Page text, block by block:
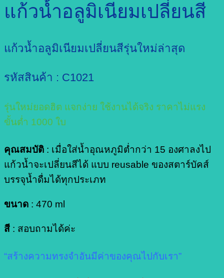
แก้วน้ำอลูมิเนียมเปลี่ยนสี
แก้วน้ำอลูมิเนียมเปลี่ยนสีรุ่นใหม่ล่าสุด
รหัสสินค้า : C1021
รุ่นใหม่ยอดฮิต แจกง่าย ใช้งานได้จริง ราคาไม่แรง
ขั้นต่ำ 1000 ใบ
คุณสมบัติ : เมื่อใส่น้ำอุณหภูมิต่ำกว่า 15 องศาลงไป
แก้วน้ำจะเปลี่ยนสีได้ แบบ reusable ของสตาร์บัคส์
บรรจุน้ำดื่มได้ทุกประเภท
ขนาด : 470 ml
สี : สอบถามได้ค่ะ
“สร้างความทรงจำอันมีค่าของคุณไปกับเรา”